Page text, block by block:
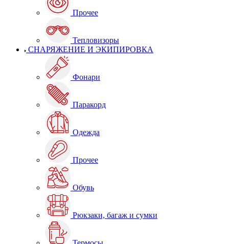
Прочее
Тепловизоры
СНАРЯЖЕНИЕ И ЭКИПИРОВКА
Фонари
Паракорд
Одежда
Прочее
Обувь
Рюкзаки, багаж и сумки